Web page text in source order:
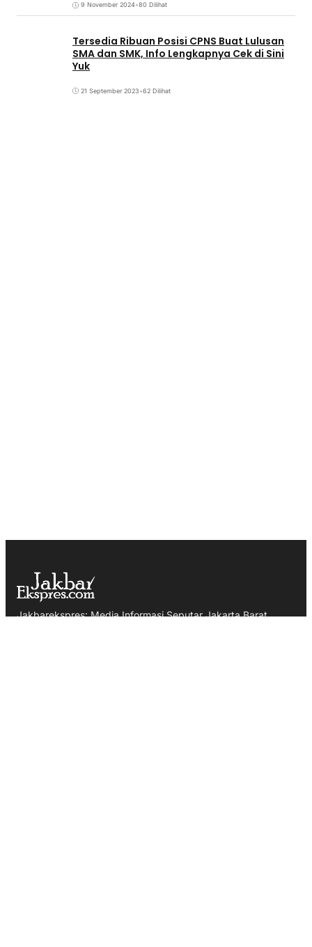
9 November 2024•80 Dilihat
Tersedia Ribuan Posisi CPNS Buat Lulusan
SMA dan SMK, Info Lengkapnya Cek di Sini
Yuk
21 September 2023•62 Dilihat
Jakbarekspres: Media Informasi Seputar Jakarta Barat,